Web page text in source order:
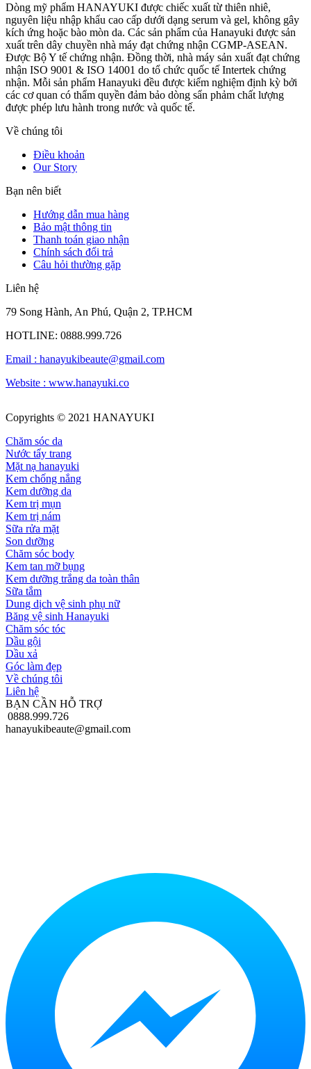
Dòng mỹ phẩm HANAYUKI được chiếc xuất từ thiên nhiê,
nguyên liệu nhập khẩu cao cấp dưới dạng serum và gel, không gây
kích ứng hoặc bào mòn da. Các sản phẩm của Hanayuki được sản
xuất trên dây chuyền nhà máy đạt chứng nhận CGMP-ASEAN.
Được Bộ Y tế chứng nhận. Đồng thời, nhà máy sản xuất đạt chứng
nhận ISO 9001 & ISO 14001 do tổ chức quốc tế Intertek chứng
nhận. Mỗi sản phẩm Hanayuki đều được kiểm nghiệm định kỳ bởi
các cơ quan có thẩm quyền đảm bảo dòng sẩn phảm chất lượng
được phép lưu hành trong nước và quốc tế.
Về chúng tôi
Điều khoản
Our Story
Bạn nên biết
Hướng dẫn mua hàng
Bảo mật thông tin
Thanh toán giao nhận
Chính sách đổi trả
Câu hỏi thường gặp
Liên hệ
79 Song Hành, An Phú, Quận 2, TP.HCM
HOTLINE: 0888.999.726
Email : hanayukibeaute@gmail.com
Website : www.hanayuki.co
Copyrights © 2021 HANAYUKI
Chăm sóc da
Nước tẩy trang
Mặt nạ hanayuki
Kem chống nắng
Kem dưỡng da
Kem trị mụn
Kem trị nám
Sữa rửa mặt
Son dưỡng
Chăm sóc body
Kem tan mỡ bụng
Kem dưỡng trắng da toàn thân
Sữa tắm
Dung dịch vệ sinh phụ nữ
Băng vệ sinh Hanayuki
Chăm sóc tóc
Dầu gội
Dầu xả
Góc làm đẹp
Về chúng tôi
Liên hệ
BẠN CẦN HỖ TRỢ
0888.999.726
hanayukibeaute@gmail.com